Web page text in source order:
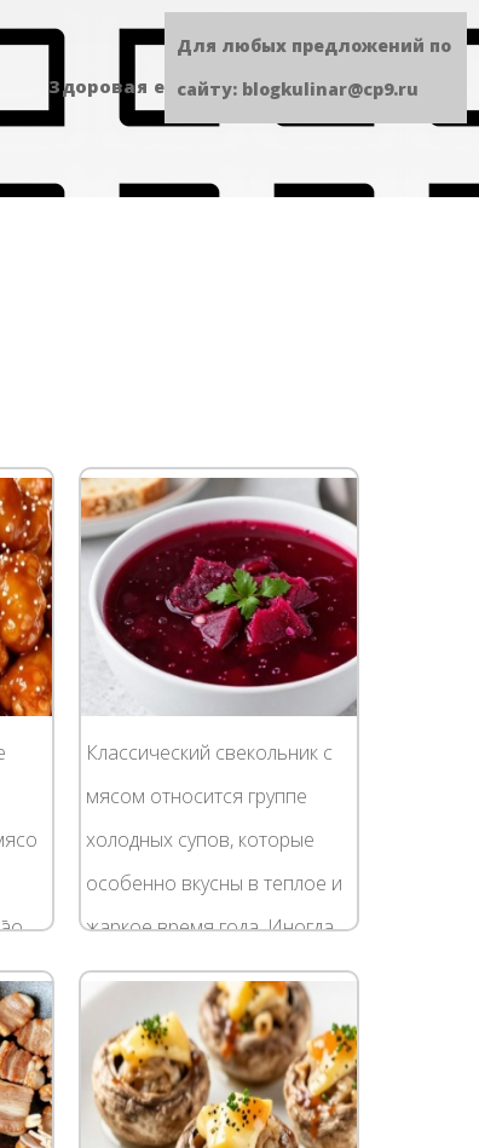
Здоровая еда Сладенькое
Классический свекольник с
мясом относится группе
холодных супов, которые
особенно вкусны в теплое и
жаркое время года. Иногда
свекольник называют также
холодником, хотя технология
приготовления...
Для любых предложений по
сайту: blogkulinar@cp9.ru